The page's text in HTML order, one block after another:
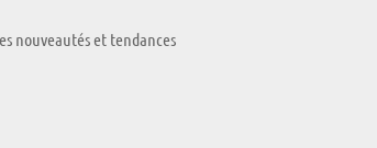
nouveautés et tendances